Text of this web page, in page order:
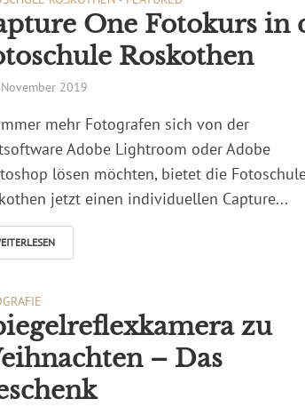
One Fotokurs in
Roskothen
2019
mehr Fotografen sich von der
Adobe Lightroom oder Adobe
lösen möchten, bietet die
jetzt einen individuellen Capture...
zu
– Das